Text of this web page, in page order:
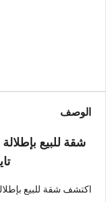
الوصف
شقة للبيع
اكتشف شقة للبيع